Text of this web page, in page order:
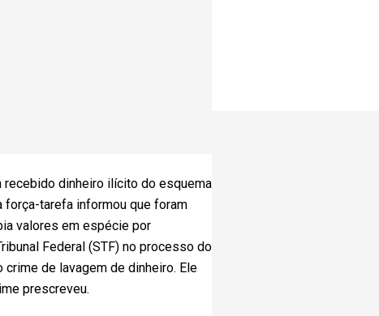
recebido dinheiro ilícito do esquema
força-tarefa informou que foram
valores em espécie por
Federal (STF) no processo do
de lavagem de dinheiro. Ele
prescreveu.